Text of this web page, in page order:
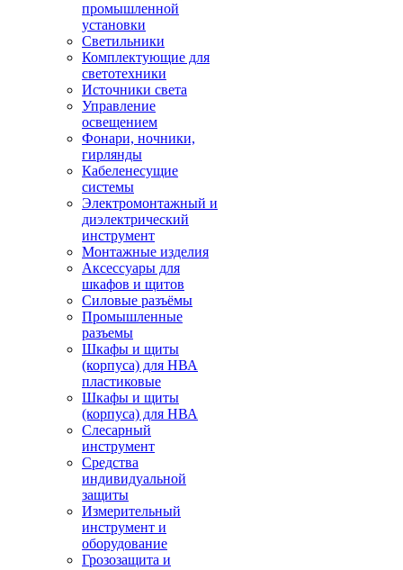
промышленной
установки
Светильники
Комплектующие для
светотехники
Источники света
Управление
освещением
Фонари, ночники,
гирлянды
Кабеленесущие
системы
Электромонтажный и
диэлектрический
инструмент
Монтажные изделия
Аксессуары для
шкафов и щитов
Силовые разъёмы
Промышленные
разъемы
Шкафы и щиты
(корпуса) для НВА
пластиковые
Шкафы и щиты
(корпуса) для НВА
Слесарный
инструмент
Средства
индивидуальной
защиты
Измерительный
инструмент и
оборудование
Грозозащита и